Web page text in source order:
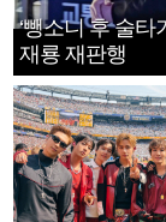
‘뺑소니 후 술타
재룡 재판행